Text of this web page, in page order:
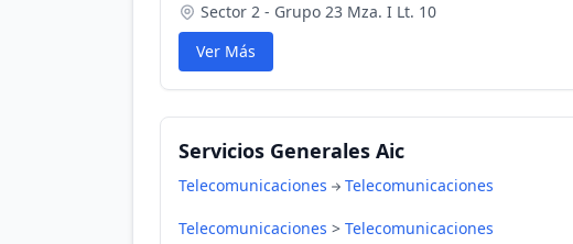
Sector 2 - Grupo 23 Mza. I Lt. 10
Ver Más
Servicios Generales Aic
Telecomunicaciones Telecomunicaciones
Telecomunicaciones > Telecomunicaciones